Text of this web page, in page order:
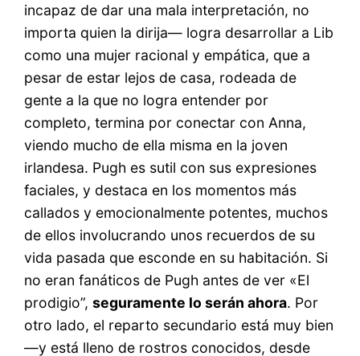
incapaz de dar una mala interpretación, no
importa quien la dirija— logra desarrollar a Lib
como una mujer racional y empática, que a
pesar de estar lejos de casa, rodeada de
gente a la que no logra entender por
completo, termina por conectar con Anna,
viendo mucho de ella misma en la joven
irlandesa. Pugh es sutil con sus expresiones
faciales, y destaca en los momentos más
callados y emocionalmente potentes, muchos
de ellos involucrando unos recuerdos de su
vida pasada que esconde en su habitación. Si
no eran fanáticos de Pugh antes de ver «El
prodigio”,seguramente lo serán ahora. Por
otro lado, el reparto secundario está muy bien
—y está lleno de rostros conocidos, desde